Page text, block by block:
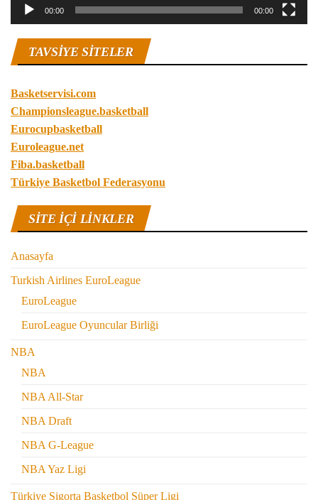
00:00 00:00
TAVSIYE SITELER
Basketservisi.com
Championsleague.basketball
Eurocupbasketball
Euroleague.net
Fiba.basketball
Türkiye Basketbol Federasyonu
SITE IÇI LINKLER
Anasayfa
Turkish Airlines EuroLeague
EuroLeague
EuroLeague Oyuncular Birliği
NBA
NBA
NBA All-Star
NBA Draft
NBA G-League
NBA Yaz Ligi
Türkiye Sigorta Basketbol Süper Ligi